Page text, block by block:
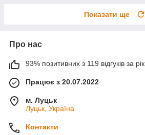
Показати ще
Про нас
93% позитивних з 119 відгуків за рік
Працює з 20.07.2022
м. Луцьк
Луцьк, Україна
Контакти